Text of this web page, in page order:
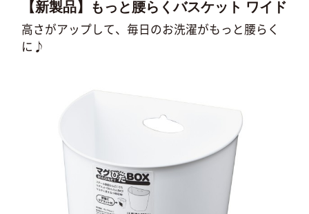
【新製品】もっと腰らくバスケット ワイド
高さがアップして、毎日のお洗濯がもっと腰らく
に♪